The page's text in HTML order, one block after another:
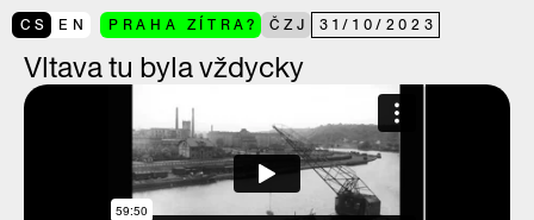
CS EN PRAHA ZÍTRA? ČZJ 31/10/ 2023
Vltava tu byla vždycky